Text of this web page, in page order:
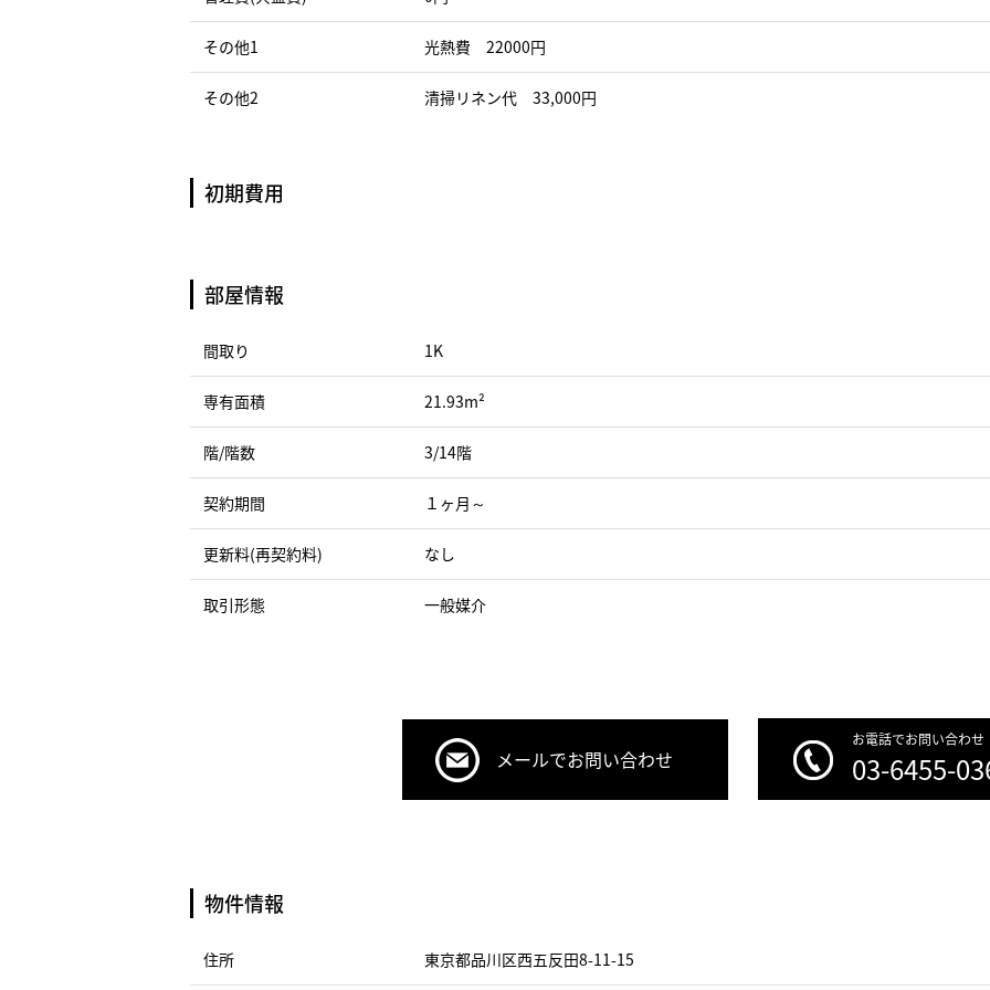
その他1 光熱費 22000円
その他2 清掃リネン代 33,000円
初期費用
部屋情報
間取り 1K
専有面積 21.93m²
階/階数 3/14階
契約期間 １ヶ月～
更新料(再契約料) なし
取引形態 一般媒介
メールでお問い合わせ
お電話でお問い合わせ
03-6455-
物件情報
住所 東京都品川区西五反田8-11-15